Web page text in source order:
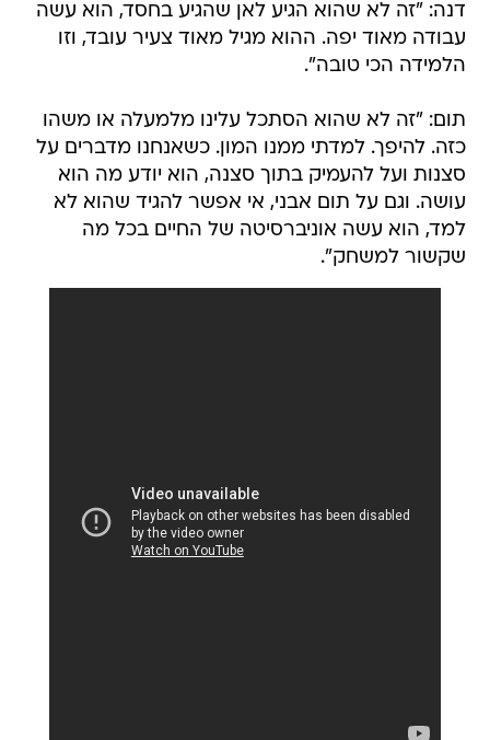
דנה: "זה לא שהוא הגיע לאן שהגיע בחסד, הוא עשה
עבודה מאוד יפה. ההוא מגיל מאוד צעיר עובד, וזו
הלמידה הכי טובה".
תום: "זה לא שהוא הסתכל עלינו מלמעלה או משהו
כזה. להיפך. למדתי ממנו המון. כשאנחנו מדברים על
סצנות ועל להעמיק בתוך סצנה, הוא יודע מה הוא
עושה. וגם על תום אבני, אי אפשר להגיד שהוא לא
למד, הוא עשה אוניברסיטה של החיים בכל מה
שקשור למשחק".